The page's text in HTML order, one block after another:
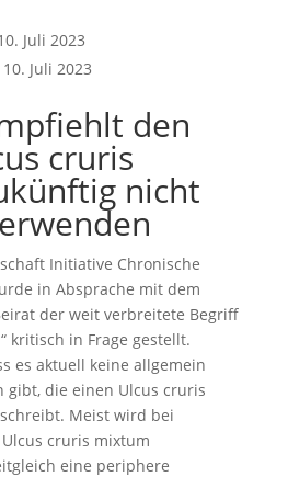
Juli 2023
10. Juli 2023
den
cruris
nicht
Initiative Chronische
in Absprache mit dem
der weit verbreitete Begriff
kritisch in Frage gestellt.
es aktuell keine allgemein
gibt, die einen Ulcus cruris
Meist wird bei
cruris mixtum
eine periphere